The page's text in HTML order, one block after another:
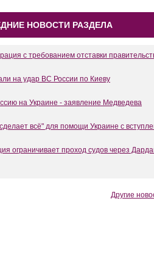
НОВОСТИ РАЗДЕЛА
с требованием отставки
на удар ВС России по Киеву
на Украине - заявление Медведева
всё" для помощи Украине с
ограничивает проход судов через
Другие